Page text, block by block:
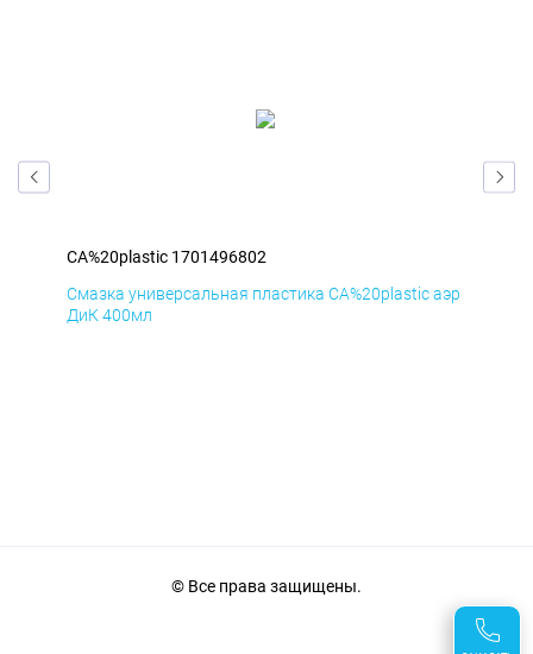
CA%20plastic 1701496802
Смазка универсальная пластика CA%20plastic аэр
ДиК 400мл
© Все права защищены.